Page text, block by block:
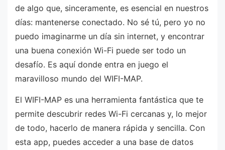
de algo que, sinceramente, es esencial en nuestros
días: mantenerse conectado. No sé tú, pero yo no
puedo imaginarme un día sin internet, y encontrar
una buena conexión Wi-Fi puede ser todo un
desafío. Es aquí donde entra en juego el
maravilloso mundo del WIFI-MAP.
El WIFI-MAP es una herramienta fantástica que te
permite descubrir redes Wi-Fi cercanas y, lo mejor
de todo, hacerlo de manera rápida y sencilla. Con
esta app, puedes acceder a una base de datos